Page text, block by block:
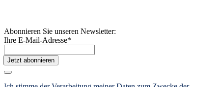
Abonnieren Sie unseren Newsletter:
Ihre E-Mail-Adresse*
Jetzt abonnieren